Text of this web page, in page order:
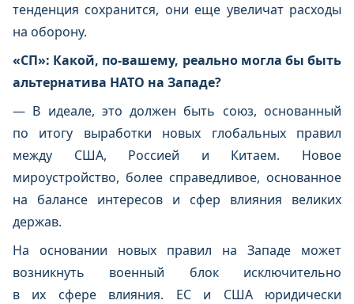
тенденция сохранится, они еще увеличат расходы
на оборону.
«СП»: Какой, по-вашему, реально могла бы быть
альтернатива НАТО на Западе?
— В идеале, это должен быть союз, основанный
по итогу выработки новых глобальных правил
между США, Россией и Китаем. Новое
мироустройство, более справедливое, основанное
на балансе интересов и сфер влияния великих
держав.
На основании новых правил на Западе может
возникнуть военный блок исключительно
в их сфере влияния. ЕС и США юридически